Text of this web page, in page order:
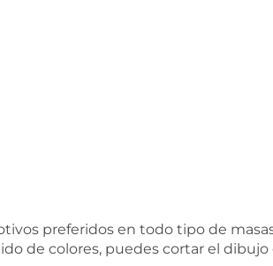
preferidos en todo tipo de
de colores, puedes cortar el